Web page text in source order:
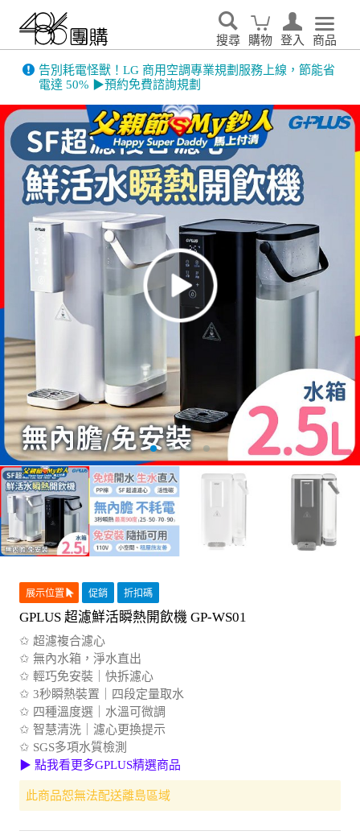
搜尋 購物 登入 商品
486門市展示機限量出清！享原廠保固 ➔ 超值優惠搶先看
告別耗電怪獸！LG 商用空調專業規劃服務上線，節能省
電達 50% ▶預約免費諮詢規劃
展示位置 促銷 折扣碼
GPLUS 超濾鮮活瞬熱開飲機 GP-WS01
✩ 超濾複合濾心
✩ 無內水箱，淨水直出
✩ 輕巧免安裝｜快拆濾心
✩ 3秒瞬熱裝置｜四段定量取水
✩ 四種溫度選｜水溫可微調
✩ 智慧清洗｜濾心更換提示
✩ SGS多項水質檢測
▶ 點我看更多GPLUS精選商品
此商品恕無法配送離島區域